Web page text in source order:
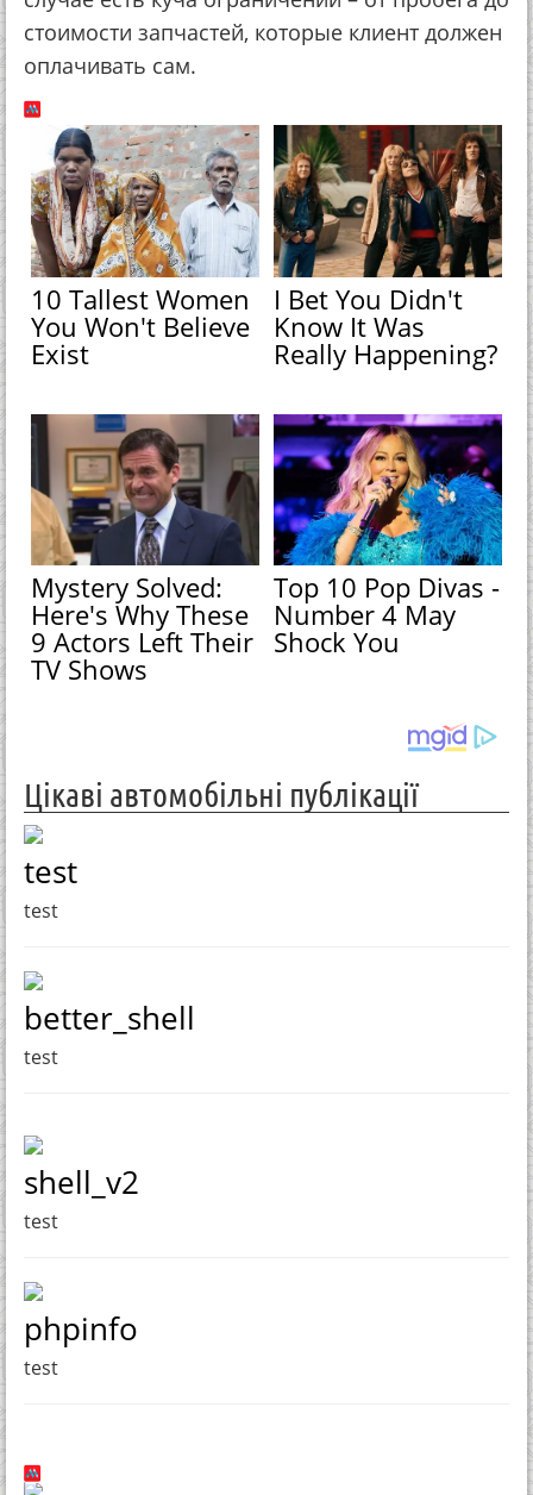
стоимости запчастей, которые клиент должен
оплачивать сам.
10 Tallest Women
You Won't Believe
Exist
I Bet You Didn't
Know It Was
Really Happening?
Mystery Solved:
Here's Why These
9 Actors Left Their
TV Shows
Top 10 Pop Divas -
Number 4 May
Shock You
Цікаві автомобільні публікації
test
test
better_shell
test
shell_v2
test
phpinfo
test